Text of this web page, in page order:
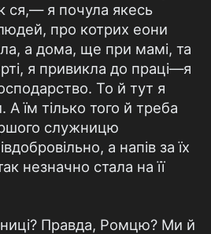
ся,— я почула якесь
про котрих еони
а дома, ще при мамі, та
я привикла до праці—я
То й тут я
А їм тілько того й треба
служницю
а напів за їх
незначно стала на її
Правда, Ромцю? Ми й